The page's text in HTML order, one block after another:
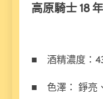
高原騎士 18
■ 酒精濃度：
■ 色澤： 錚亮